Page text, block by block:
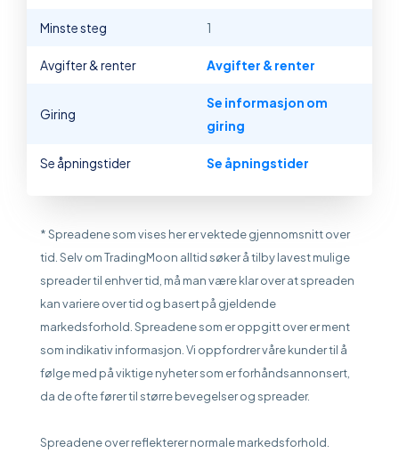
Minste steg 1
Avgifter & renter Avgifter & renter
Giring
Se informasjon om
giring
Se åpningstider Se åpningstider
* Spreadene som vises her er vektede gjennomsnitt over
tid. Selv om TradingMoon alltid søker å tilby lavest mulige
spreader til enhver tid, må man være klar over at spreaden
kan variere over tid og basert på gjeldende
markedsforhold. Spreadene som er oppgitt over er ment
som indikativ informasjon. Vi oppfordrer våre kunder til å
følge med på viktige nyheter som er forhåndsannonsert,
da de ofte fører til større bevegelser og spreader.
Spreadene over reflekterer normale markedsforhold.